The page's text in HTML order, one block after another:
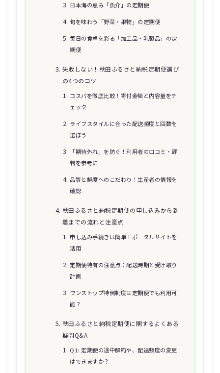
日本海の恵み「魚介」の定期便
旬を味わう「野菜・果物」の定期便
毎日の食卓を彩る「加工品・乳製品」の定
期便
失敗しない！秋田ふるさと納税定期便選び
の4つのコツ
コスパを徹底比較！寄付金額と内容量をチ
ェック
ライフスタイルに合った配送頻度と回数を
選ぼう
「期待外れ」を防ぐ！利用者の口コミ・評
判を参考に
品質と鮮度へのこだわり！生産者の情報を
確認
秋田ふるさと納税定期便の申し込みから到
着までの流れと注意点
申し込み手続きは簡単！ポータルサイトを
活用
定期便特有の注意点：配送時期と受け取り
計画
ワンストップ特例制度は定期便でも利用可
能？
秋田ふるさと納税定期便に関するよくある
疑問Q&A
Q1: 定期便の途中解約や、配送頻度の変更
はできますか？